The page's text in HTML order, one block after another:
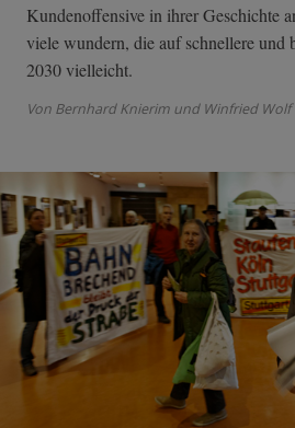
Kundenoffensive in ihrer Geschichte
viele wundern, die auf schnellere und
2030 vielleicht.
Von Bernhard Knierim und Winfried Wolf